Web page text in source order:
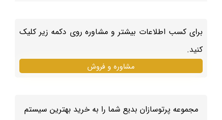
برای کسب اطلاعات بیشتر و مشاوره روی دکمه زیر کلیک
کنید.
مشاوره و فروش
مجموعه پرتوسازان بدیع شما را به خرید بهترین سیستم